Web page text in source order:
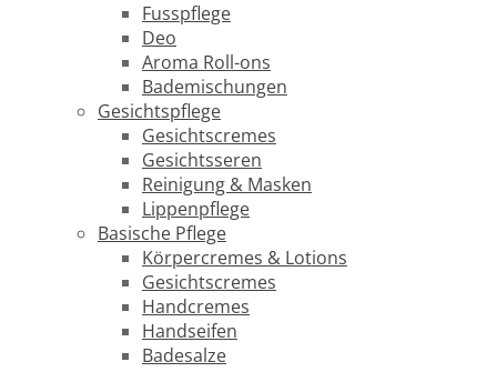
Fusspflege
Deo
Aroma Roll-ons
Bademischungen
Gesichtspflege
Gesichtscremes
Gesichtsseren
Reinigung & Masken
Lippenpflege
Basische Pflege
Körpercremes & Lotions
Gesichtscremes
Handcremes
Handseifen
Badesalze